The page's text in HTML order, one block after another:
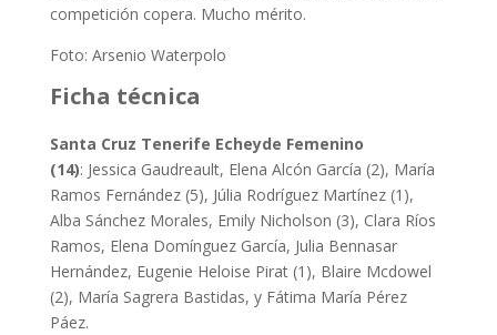
competición copera. Mucho mérito.
Foto: Arsenio Waterpolo
Ficha técnica
Santa Cruz Tenerife Echeyde Femenino
(14): Jessica Gaudreault, Elena Alcón García (2), María
Ramos Fernández (5), Júlia Rodríguez Martínez (1),
Alba Sánchez Morales, Emily Nicholson (3), Clara Ríos
Ramos, Elena Domínguez García, Julia Bennasar
Hernández, Eugenie Heloise Pirat (1), Blaire Mcdowel
(2), María Sagrera Bastidas, y Fátima María Pérez
Páez.